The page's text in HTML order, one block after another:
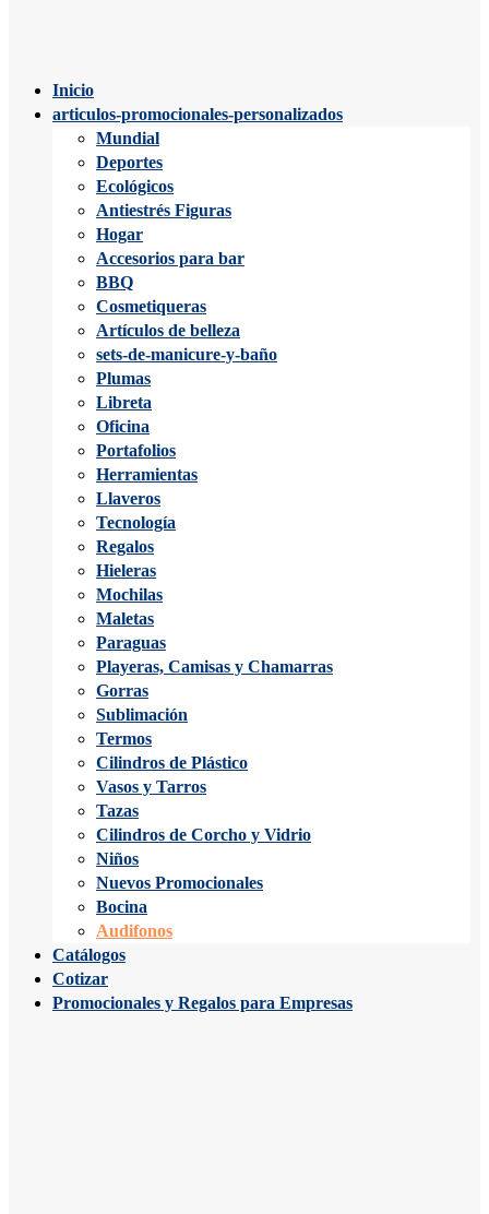
Inicio
articulos-promocionales-personalizados
Mundial
Deportes
Ecológicos
Antiestrés Figuras
Hogar
Accesorios para bar
BBQ
Cosmetiqueras
Artículos de belleza
sets-de-manicure-y-baño
Plumas
Libreta
Oficina
Portafolios
Herramientas
Llaveros
Tecnología
Regalos
Hieleras
Mochilas
Maletas
Paraguas
Playeras, Camisas y Chamarras
Gorras
Sublimación
Termos
Cilindros de Plástico
Vasos y Tarros
Tazas
Cilindros de Corcho y Vidrio
Niños
Nuevos Promocionales
Bocina
Audifonos
Catálogos
Cotizar
Promocionales y Regalos para Empresas